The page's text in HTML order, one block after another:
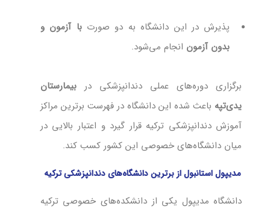
پذیرش در این دانشگاه به دو صورتبا آزمون و
بدون آزمون انجام می‌شود.
برگزاری دوره‌های عملی دندانپزشکی دربیمارستان
یدی‌تپه باعث شده این دانشگاه در فهرست برترین مراکز
آموزش دندانپزشکی ترکیه قرار گیرد و اعتبار بالایی در
میان دانشگاه‌های خصوصی این کشور کسب کند.
مدیپول استانبول از برترین دانشگاه‌های دندانپزشکی ترکیه
دانشگاه مدیپول یکی از دانشکده‌های خصوصی ترکیه